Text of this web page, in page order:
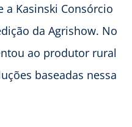
a Kasinski Consórcio
da Agrishow. No
ao produtor rural
baseadas nessa